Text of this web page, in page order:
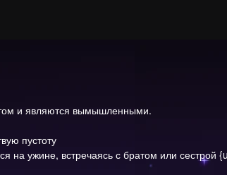
и являются вымышленными.
пустоту
на ужине, встречаясь с братом или сестрой